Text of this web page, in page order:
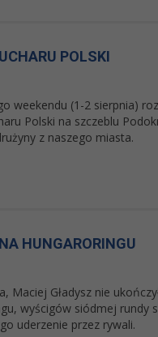
POLSKI
weekendu (1-2 sierpnia)
Polski na szczeblu
z naszego miasta.
HUNGARORINGU
Maciej Gładysz nie
wyścigów siódmej rundy
uderzenie przez rywali.